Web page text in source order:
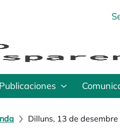
Publicaciones
Dilluns, 13 de